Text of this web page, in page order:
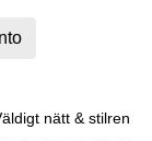
nätt & stilren